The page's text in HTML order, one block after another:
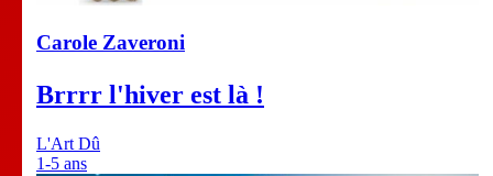
Carole Zaveroni
Brrrr l'hiver est là !
L'Art Dû
1-5 ans